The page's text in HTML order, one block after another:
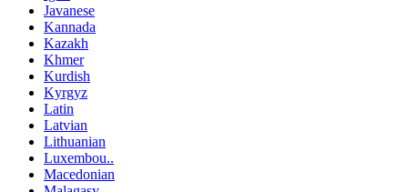
Javanese
Kannada
Kazakh
Khmer
Kurdish
Kyrgyz
Latin
Latvian
Lithuanian
Luxembou..
Macedonian